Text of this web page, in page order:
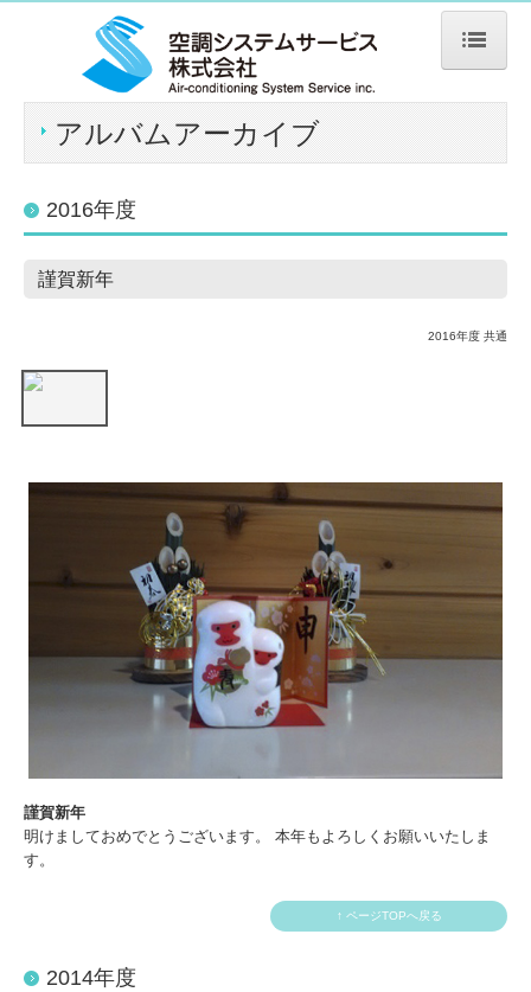
会社概要
業務実績
主要取引先
アルバム
プライバシーポリシー
アルバムアーカイブ
2016年度
謹賀新年
2016年度 共通
謹賀新年
明けましておめでとうございます。 本年もよろしくお願いいたしま
す。
↑ ページTOPへ戻る
2014年度